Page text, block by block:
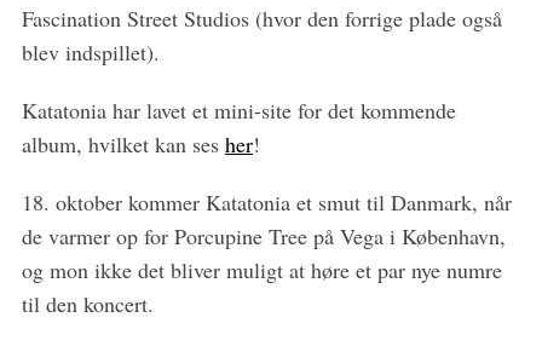
Fascination Street Studios (hvor den forrige plade også
blev indspillet).
Katatonia har lavet et mini-site for det kommende
album, hvilket kan ses her!
18. oktober kommer Katatonia et smut til Danmark, når
de varmer op for Porcupine Tree på Vega i København,
og mon ikke det bliver muligt at høre et par nye numre
til den koncert.